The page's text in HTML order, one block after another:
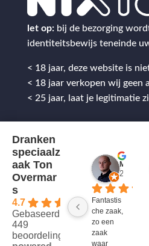
let op: bij de bezorging
identiteitsbewijs teneinde
< 18 jaar, deze website is
< 18 jaar verkopen wij geen
< 25 jaar, laat je legitimatie
Dranken
speciaalz
aak Ton
Overmar
s
4.7
Gebaseerd op
449
beoordelingen
2 jaar
Fantastis
che zaak,
zo een
zaak
waar